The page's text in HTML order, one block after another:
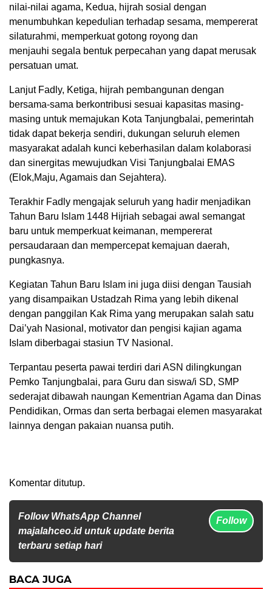
nilai-nilai agama, Kedua, hijrah sosial dengan
menumbuhkan kepedulian terhadap sesama, mempererat
silaturahmi, memperkuat gotong royong dan
menjauhi segala bentuk perpecahan yang dapat merusak
persatuan umat.
Lanjut Fadly, Ketiga, hijrah pembangunan dengan
bersama-sama berkontribusi sesuai kapasitas masing-
masing untuk memajukan Kota Tanjungbalai, pemerintah
tidak dapat bekerja sendiri, dukungan seluruh elemen
masyarakat adalah kunci keberhasilan dalam kolaborasi
dan sinergitas mewujudkan Visi Tanjungbalai EMAS
(Elok,Maju, Agamais dan Sejahtera).
Terakhir Fadly mengajak seluruh yang hadir menjadikan
Tahun Baru Islam 1448 Hijriah sebagai awal semangat
baru untuk memperkuat keimanan, mempererat
persaudaraan dan mempercepat kemajuan daerah,
pungkasnya.
Kegiatan Tahun Baru Islam ini juga diisi dengan Tausiah
yang disampaikan Ustadzah Rima yang lebih dikenal
dengan panggilan Kak Rima yang merupakan salah satu
Dai’yah Nasional, motivator dan pengisi kajian agama
Islam diberbagai stasiun TV Nasional.
Terpantau peserta pawai terdiri dari ASN dilingkungan
Pemko Tanjungbalai, para Guru dan siswa/i SD, SMP
sederajat dibawah naungan Kementrian Agama dan Dinas
Pendidikan, Ormas dan serta berbagai elemen masyarakat
lainnya dengan pakaian nuansa putih.
Komentar ditutup.
Follow WhatsApp Channel
majalahceo.id untuk update berita
terbaru setiap hari
Follow
BACA JUGA